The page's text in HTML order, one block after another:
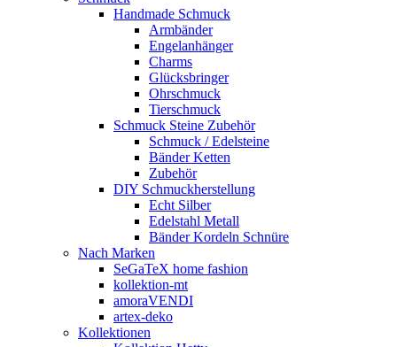
Handmade Schmuck
Armbänder
Engelanhänger
Charms
Glücksbringer
Ohrschmuck
Tierschmuck
Schmuck Steine Zubehör
Schmuck / Edelsteine
Bänder Ketten
Zubehör
DIY Schmuckherstellung
Echt Silber
Edelstahl Metall
Bänder Kordeln Schnüre
Nach Marken
SeGaTeX home fashion
kollektion-mt
amoraVENDI
artex-deko
Kollektionen